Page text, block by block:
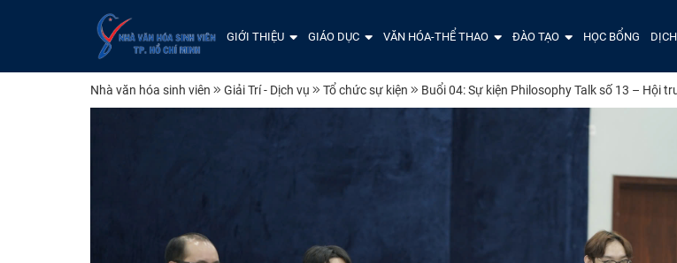
GIỚI THIỆU GIÁO DỤC VĂN HÓA-THỂ THAO ĐÀO TẠO HỌC BỔNG
Nhà văn hóa sinh viên Giải Trí - Dịch vụ Tổ chức sự kiện Buổi 04: Sự kiện Philosophy Talk số 13 – Hội